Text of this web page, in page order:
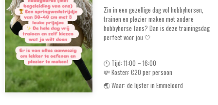
Zin in een gezellige dag vol hobbyhorsen,
trainen en plezier maken met andere
hobbyhorse fans? Dan is deze trainingsdag
perfect voor jou 🤍
🕚 Tijd: 11:00 – 16:00
💸 Kosten: €20 per persoon
🌏 Waar: de lijster in Emmeloord